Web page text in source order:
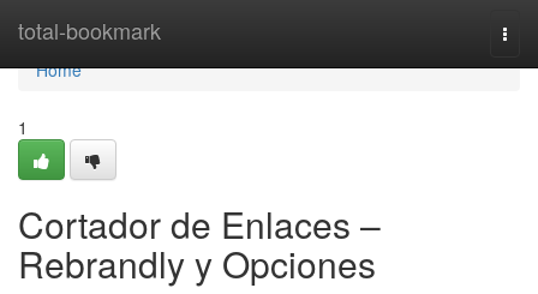
total-bookmark
Home
Home
1
Cortador de Enlaces –
Rebrandly y Opciones